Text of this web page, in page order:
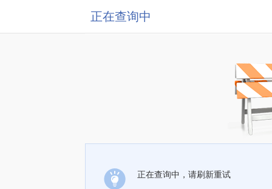
正在查询中
正在查询中，请刷新重试